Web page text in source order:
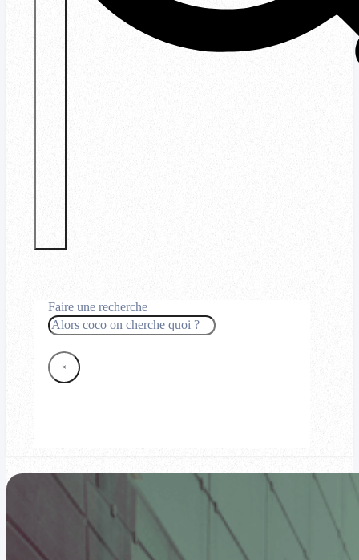
Faire une recherche
Rechercher
×